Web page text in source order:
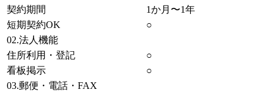
契約期間
1か月〜1年
短期契約OK
○
02.法人機能
住所利用・登記
○
看板掲示
○
03.郵便・電話・FAX